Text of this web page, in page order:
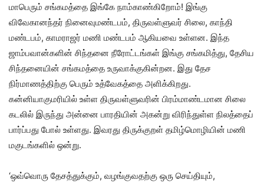
மாபெரும் சங்கமத்தை இங்கே நாம்காண்கிறோம்! இங்கு
விவேகானந்தர் நினைவுமண்டபம், திருவள்ளுவர் சிலை, காந்தி
மண்டபம், காமராஜர் மணி மண்டபம் ஆகியவை உள்ளன. இந்த
ஜாம்பவான்களின் சிந்தனை நீரோட்டங்கள் இங்கு சங்கமித்து, தேசிய
சிந்தனையின் சங்கமத்தை உருவாக்குகின்றன. இது தேச
நிர்மாணத்திற்கு பெரும் உத்வேகத்தை அளிக்கிறது.
கன்னியாகுமரியில் உள்ள திருவள்ளுவரின் பிரம்மாண்டமான சிலை
கடலில் இருந்து அன்னை பாரதியின் அகன்று விரிந்துள்ள நிலத்தைப்
பார்ப்பது போல் உள்ளது. இவரது திருக்குறள் தமிழ்மொழியின் மணி
மகுடங்களில் ஒன்று.
‘ஒவ்வொரு தேசத்துக்கும், வழங்குவதற்கு ஒரு செய்தியும்,